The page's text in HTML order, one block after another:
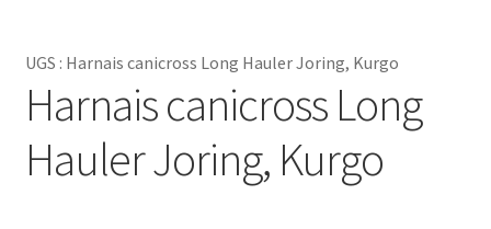
UGS : Harnais canicross Long Hauler Joring, Kurgo
Harnais canicross Long
Hauler Joring, Kurgo